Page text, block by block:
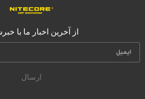
از آخرین اخبار ما با
ارسال